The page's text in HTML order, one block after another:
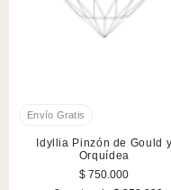
Idyllia Pinzón de Gould y
Orquídea
$ 750.000